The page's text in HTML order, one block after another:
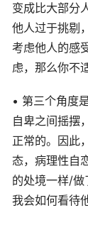
变成比大部分
他人过于挑剔
考虑他人的感
虑，那么你不
• 第三个角度
自卑之间摇摆
正常的。因此
态，病理性自
的处境一样/做
我会如何看待